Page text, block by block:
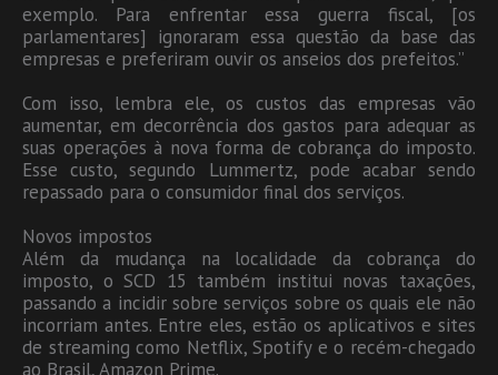
exemplo. Para enfrentar essa guerra fiscal, [os
parlamentares] ignoraram essa questão da base das
empresas e preferiram ouvir os anseios dos prefeitos.”
Com isso, lembra ele, os custos das empresas vão
aumentar, em decorrência dos gastos para adequar as
suas operações à nova forma de cobrança do imposto.
Esse custo, segundo Lummertz, pode acabar sendo
repassado para o consumidor final dos serviços.
Novos impostos
Além da mudança na localidade da cobrança do
imposto, o SCD 15 também institui novas taxações,
passando a incidir sobre serviços sobre os quais ele não
incorriam antes. Entre eles, estão os aplicativos e sites
de streaming como Netflix, Spotify e o recém-chegado
ao Brasil, Amazon Prime.